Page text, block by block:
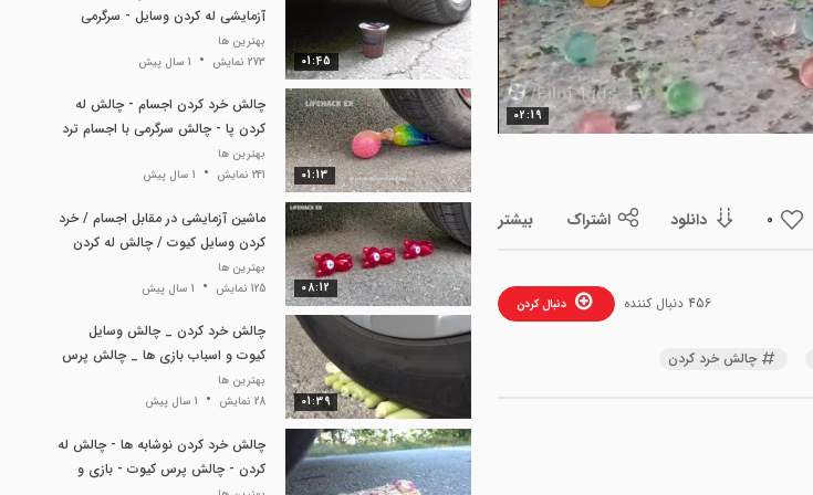
02:19
0 دانلود اشتراک بیشتر
دنبال کردن 456 دنبال کننده
چالش خرد کردن
01:45
آزمایشی له کردن وسایل - سرگرمی
تفریحی
بهترین ها
273 نمایش
1 سال پیش
01:13
چالش خرد کردن اجسام - چالش له
کردن پا - چالش سرگرمی با اجسام ترد
و نرم
بهترین ها
241 نمایش
1 سال پیش
08:12
ماشین آزمایشی در مقابل اجسام / خرد
کردن وسایل کیوت / چالش له کردن
کیوت
بهترین ها
125 نمایش
1 سال پیش
01:39
چالش خرد کردن _ چالش وسایل
کیوت و اسباب بازی ها _ چالش پرس
اجسام
بهترین ها
28 نمایش
1 سال پیش
چالش خرد کردن نوشابه ها - چالش له
کردن - چالش پرس کیوت - بازی و